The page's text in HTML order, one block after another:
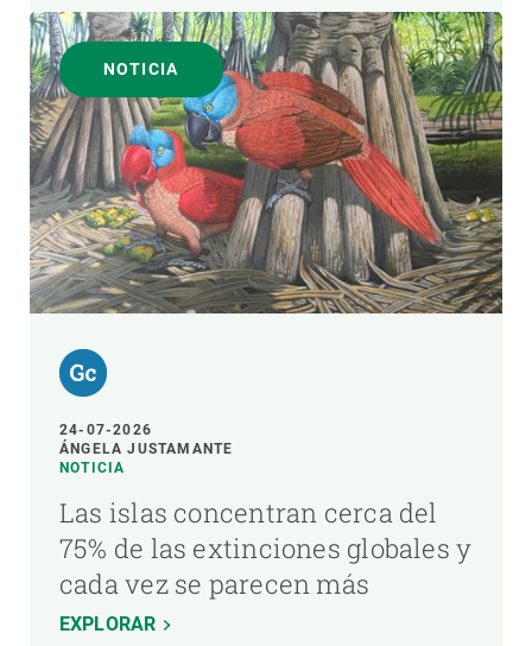
NOTICIA
24-07-2026
ÁNGELA JUSTAMANTE
NOTICIA
Las islas concentran cerca del
75% de las extinciones globales y
cada vez se parecen más
EXPLORAR